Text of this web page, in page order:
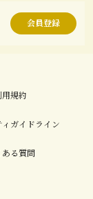
会員登録
用規約
ィガイドライン
ある質問